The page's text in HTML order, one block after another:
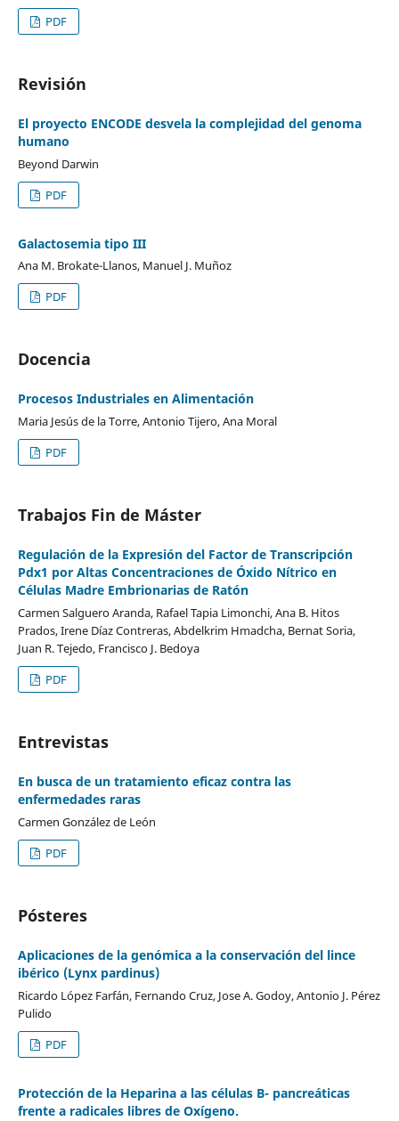
PDF
Revisión
El proyecto ENCODE desvela la complejidad del genoma
humano
Beyond Darwin
PDF
Galactosemia tipo III
Ana M. Brokate-Llanos, Manuel J. Muñoz
PDF
Docencia
Procesos Industriales en Alimentación
Maria Jesús de la Torre, Antonio Tijero, Ana Moral
PDF
Trabajos Fin de Máster
Regulación de la Expresión del Factor de Transcripción
Pdx1 por Altas Concentraciones de Óxido Nítrico en
Células Madre Embrionarias de Ratón
Carmen Salguero Aranda, Rafael Tapia Limonchi, Ana B. Hitos
Prados, Irene Díaz Contreras, Abdelkrim Hmadcha, Bernat Soria,
Juan R. Tejedo, Francisco J. Bedoya
PDF
Entrevistas
En busca de un tratamiento eficaz contra las
enfermedades raras
Carmen González de León
PDF
Pósteres
Aplicaciones de la genómica a la conservación del lince
ibérico (Lynx pardinus)
Ricardo López Farfán, Fernando Cruz, Jose A. Godoy, Antonio J. Pérez
Pulido
PDF
Protección de la Heparina a las células B- pancreáticas
frente a radicales libres de Oxígeno.